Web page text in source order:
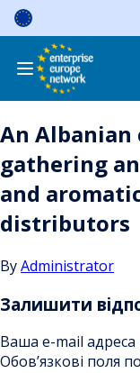
Skip
content
An Albanian
gathering
and
distributors
ByAdministrator
Залишити
Ваша e-mail
Обов’язкові поля